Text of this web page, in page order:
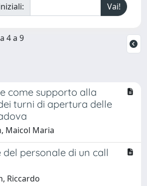
4 a 9
come supporto alla
turni di apertura delle
Maicol Maria
del personale di un call
Riccardo